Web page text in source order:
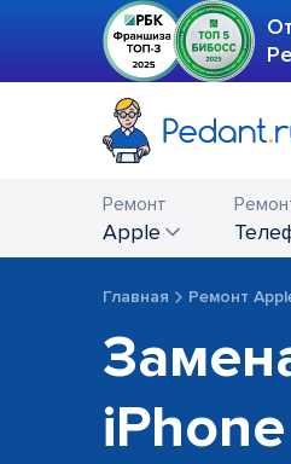
Ремонт
Apple
Главная Ремонт
iPhone